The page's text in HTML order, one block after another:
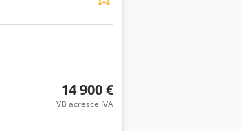
14 900 €
VB acresce IVA